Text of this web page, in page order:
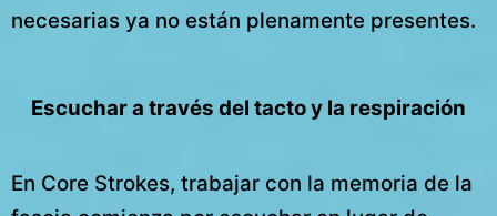
necesarias ya no están plenamente presentes.
Escuchar a través del tacto y la respiración
En Core Strokes, trabajar con la memoria de la